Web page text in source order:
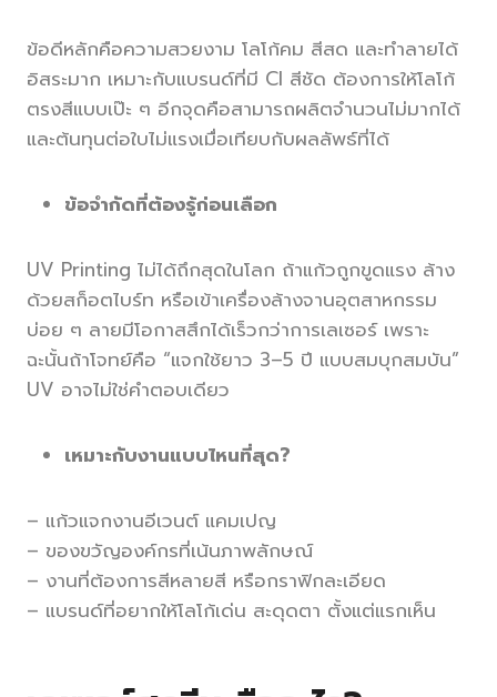
ข้อดีหลักคือความสวยงาม โลโก้คม สีสด และทำลายได้
อิสระมาก เหมาะกับแบรนด์ที่มี CI สีชัด ต้องการให้โลโก้
ตรงสีแบบเป๊ะ ๆ อีกจุดคือสามารถผลิตจำนวนไม่มากได้
และต้นทุนต่อใบไม่แรงเมื่อเทียบกับผลลัพธ์ที่ได้
ข้อจำกัดที่ต้องรู้ก่อนเลือก
UV Printing ไม่ได้ถึกสุดในโลก ถ้าแก้วถูกขูดแรง ล้าง
ด้วยสก็อตไบร์ท หรือเข้าเครื่องล้างจานอุตสาหกรรม
บ่อย ๆ ลายมีโอกาสสึกได้เร็วกว่าการเลเซอร์ เพราะ
ฉะนั้นถ้าโจทย์คือ “แจกใช้ยาว 3–5 ปี แบบสมบุกสมบัน”
UV อาจไม่ใช่คำตอบเดียว
เหมาะกับงานแบบไหนที่สุด?
– แก้วแจกงานอีเวนต์ แคมเปญ
– ของขวัญองค์กรที่เน้นภาพลักษณ์
– งานที่ต้องการสีหลายสี หรือกราฟิกละเอียด
– แบรนด์ที่อยากให้โลโก้เด่น สะดุดตา ตั้งแต่แรกเห็น